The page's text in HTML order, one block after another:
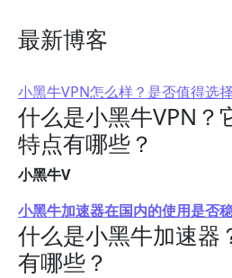
最新博客
小黑牛VPN怎么样？是否值得选
什么是小黑牛VPN？
特点有哪些？
小黑牛V
小黑牛加速器在国内的使用是否
什么是小黑牛加速器
有哪些？